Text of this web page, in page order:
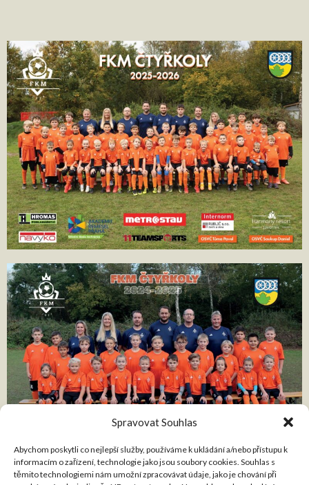
Spravovat Souhlas
Abychom poskytli co nejlepší služby, používáme k ukládání a/nebo přístupu k
informacím o zařízení, technologie jako jsou soubory cookies. Souhlas s
těmito technologiemi nám umožní zpracovávat údaje, jako je chování při